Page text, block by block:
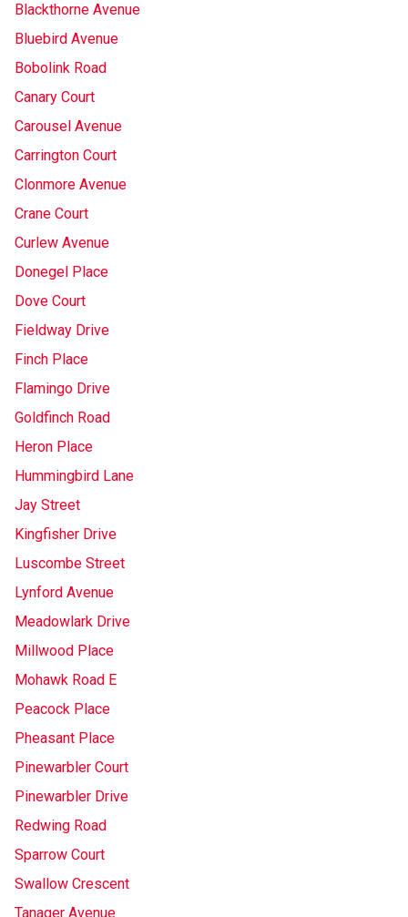
Blackthorne Avenue
Bluebird Avenue
Bobolink Road
Canary Court
Carousel Avenue
Carrington Court
Clonmore Avenue
Crane Court
Curlew Avenue
Donegel Place
Dove Court
Fieldway Drive
Finch Place
Flamingo Drive
Goldfinch Road
Heron Place
Hummingbird Lane
Jay Street
Kingfisher Drive
Luscombe Street
Lynford Avenue
Meadowlark Drive
Millwood Place
Mohawk Road E
Peacock Place
Pheasant Place
Pinewarbler Court
Pinewarbler Drive
Redwing Road
Sparrow Court
Swallow Crescent
Tanager Avenue